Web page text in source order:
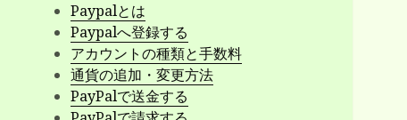
Paypalとは
Paypalへ登録する
アカウントの種類と手数料
通貨の追加・変更方法
PayPalで送金する